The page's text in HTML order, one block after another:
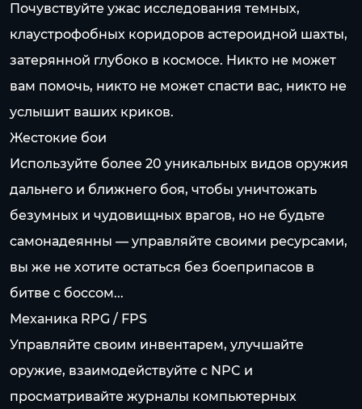
Почувствуйте ужас исследования темных,
клаустрофобных коридоров астероидной шахты,
затерянной глубоко в космосе. Никто не может
вам помочь, никто не может спасти вас, никто не
услышит ваших криков.
Жестокие бои
Используйте более 20 уникальных видов оружия
дальнего и ближнего боя, чтобы уничтожать
безумных и чудовищных врагов, но не будьте
самонадеянны — управляйте своими ресурсами,
вы же не хотите остаться без боеприпасов в
битве с боссом...
Механика RPG / FPS
Управляйте своим инвентарем, улучшайте
оружие, взаимодействуйте с NPC и
просматривайте журналы компьютерных